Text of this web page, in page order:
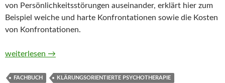
von Persönlichkeitsstörungen auseinander, erklärt hier zum
Beispiel weiche und harte Konfrontationen sowie die Kosten
von Konfrontationen.
Persönlichkeitsstörungen therapieren. Theorie und Praxis von
weiterlesen →
FACHBUCH KLÄRUNGSORIENTIERTE PSYCHOTHERAPIE